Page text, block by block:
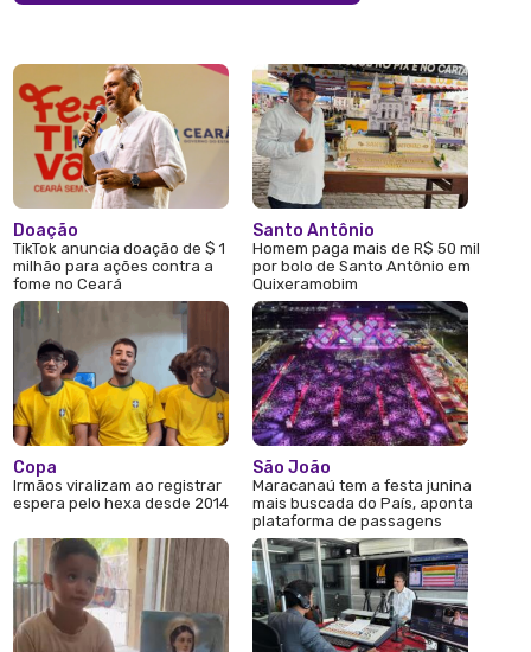
Doação
TikTok anuncia doação de $ 1
milhão para ações contra a
fome no Ceará
Copa
Irmãos viralizam ao registrar
espera pelo hexa desde 2014
Santo Antônio
Homem paga mais de R$ 50 mil
por bolo de Santo Antônio em
Quixeramobim
São João
Maracanaú tem a festa junina
mais buscada do País, aponta
plataforma de passagens